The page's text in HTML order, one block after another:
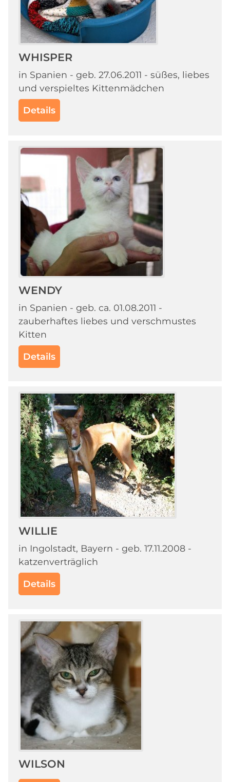
WHISPER
in Spanien - geb. 27.06.2011 - süßes, liebes
und verspieltes Kittenmädchen
Details
WENDY
in Spanien - geb. ca. 01.08.2011 -
zauberhaftes liebes und verschmustes
Kitten
Details
WILLIE
in Ingolstadt, Bayern - geb. 17.11.2008 -
katzenverträglich
Details
WILSON